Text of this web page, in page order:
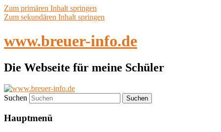
Zum primären Inhalt springen
Zum sekundären Inhalt springen
www.breuer-info.de
Die Webseite für meine Schüler
Suchen
Hauptmenü